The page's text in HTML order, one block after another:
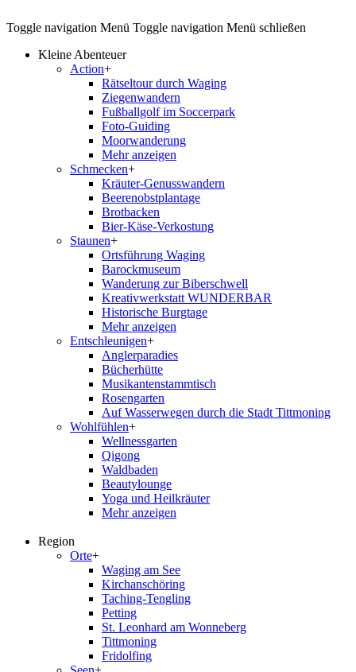
Toggle navigation Menü Toggle navigation Menü schließen
Kleine Abenteuer
Action+
Rätseltour durch Waging
Ziegenwandern
Fußballgolf im Soccerpark
Foto-Guiding
Moorwanderung
Mehr anzeigen
Schmecken+
Kräuter-Genusswandern
Beerenobstplantage
Brotbacken
Bier-Käse-Verkostung
Staunen+
Ortsführung Waging
Barockmuseum
Wanderung zur Biberschwell
Kreativwerkstatt WUNDERBAR
Historische Burgtage
Mehr anzeigen
Entschleunigen+
Anglerparadies
Bücherhütte
Musikantenstammtisch
Rosengarten
Auf Wasserwegen durch die Stadt Tittmoning
Wohlfühlen+
Wellnessgarten
Qigong
Waldbaden
Beautylounge
Yoga und Heilkräuter
Mehr anzeigen
Region
Orte+
Waging am See
Kirchanschöring
Taching-Tengling
Petting
St. Leonhard am Wonneberg
Tittmoning
Fridolfing